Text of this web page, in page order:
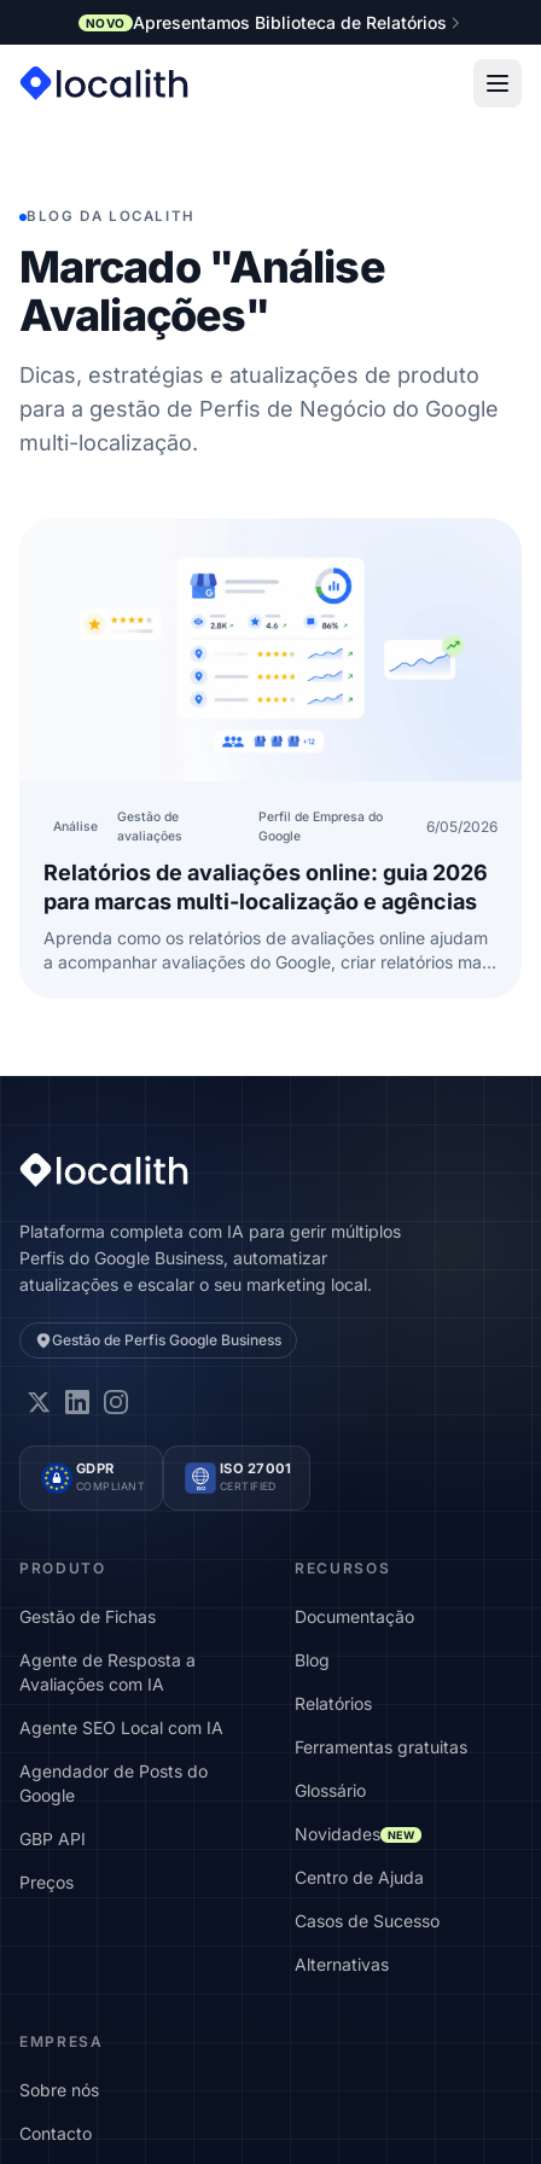
NOVO Apresentamos Biblioteca de Relatórios
BLOG DA LOCALITH
Marcado "Análise
Avaliações"
Dicas, estratégias e atualizações de produto
para a gestão de Perfis de Negócio do Google
multi-localização.
Análise
Gestão de
avaliações
Perfil de Empresa do
Google
6/05/2026
Relatórios de avaliações online: guia 2026
para marcas multi-localização e agências
Aprenda como os relatórios de avaliações online ajudam
a acompanhar avaliações do Google, criar relatórios mais
Plataforma completa com IA para gerir múltiplos
Perfis do Google Business, automatizar
atualizações e escalar o seu marketing local.
Gestão de Perfis Google Business
GDPR
COMPLIANT ISO
ISO 27001
CERTIFIED
PRODUTO
Gestão de Fichas
Agente de Resposta a
Avaliações com IA
Agente SEO Local com IA
Agendador de Posts do
Google
GBP API
Preços
RECURSOS
Documentação
Blog
Relatórios
Ferramentas gratuitas
Glossário
Novidades NEW
Centro de Ajuda
Casos de Sucesso
Alternativas
EMPRESA
Sobre nós
Contacto